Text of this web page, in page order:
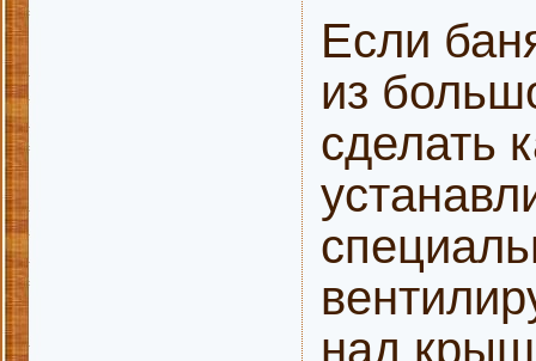
Если
из
сделать
над